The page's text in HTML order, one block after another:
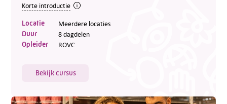
Korte introductie
Locatie Meerdere locaties
Duur 8 dagdelen
Opleider ROVC
Bekijk cursus